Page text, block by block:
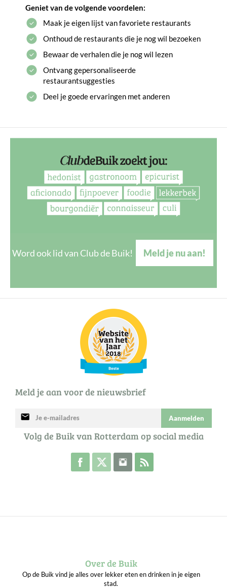
Geniet van de volgende voordelen:
Maak je eigen lijst van favoriete restaurants
Onthoud de restaurants die je nog wil bezoeken
Bewaar de verhalen die je nog wil lezen
Ontvang gepersonaliseerde
restaurantsuggesties
Deel je goede ervaringen met anderen
Word ook lid van Club de Buik! Meld je nu aan!
Meld je aan voor de nieuwsbrief
mail Aanmelden
Volg de Buik van Rotterdam op social media
Volg de Buik op Facebook
Volg de Buik op Twitter
Volg de Buik op Instagram
Over de Buik
Op de Buik vind je alles over lekker eten en drinken in je eigen
stad.